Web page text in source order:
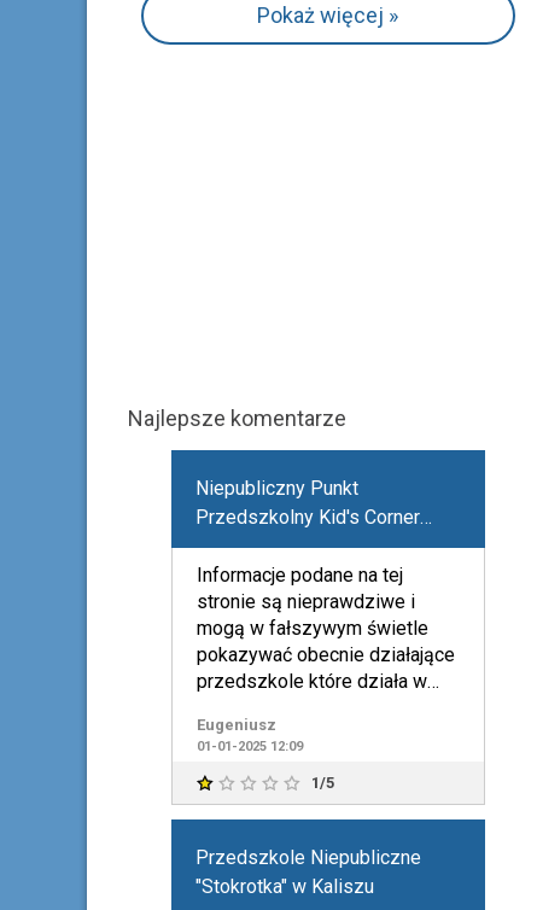
Pokaż więcej »
Najlepsze komentarze
Niepubliczny Punkt
Przedszkolny Kid's Corner
"Motyla Noga"
Informacje podane na tej
stronie są nieprawdziwe i
mogą w fałszywym świetle
pokazywać obecnie działające
przedszkole które działa w
Eugeniusz
01-01-2025 12:09
1/5
Przedszkole Niepubliczne
"Stokrotka" w Kaliszu